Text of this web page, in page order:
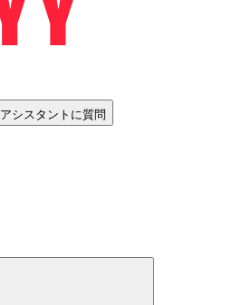
アシスタントに質問